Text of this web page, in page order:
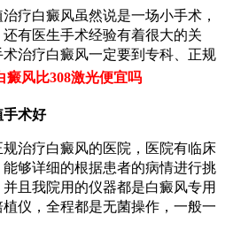
治疗白癜风虽然说是一场小手术，
有医生手术经验有着很大的关
治疗白癜风一定要到专科、正规
癜风比308激光便宜吗
术好
疗白癜风的医院，医院有临床
够详细的根据患者的病情进行挑
且我院用的仪器都是白癜风专用
仪，全程都是无菌操作，一般一